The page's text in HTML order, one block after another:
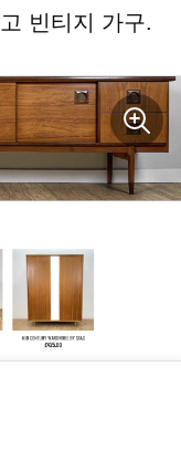
빈티지 가구.